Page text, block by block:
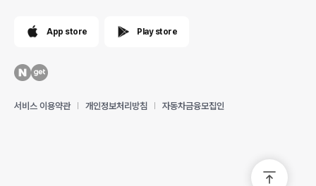
App store Play store
서비스 이용약관 개인정보처리방침 자동차금융모집인